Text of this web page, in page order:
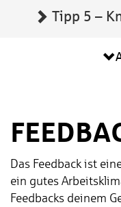
Tipp 5 –
Das Feedback ist
ein gutes
Feedbacks deinem